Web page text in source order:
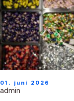
01. juni 2026
admin